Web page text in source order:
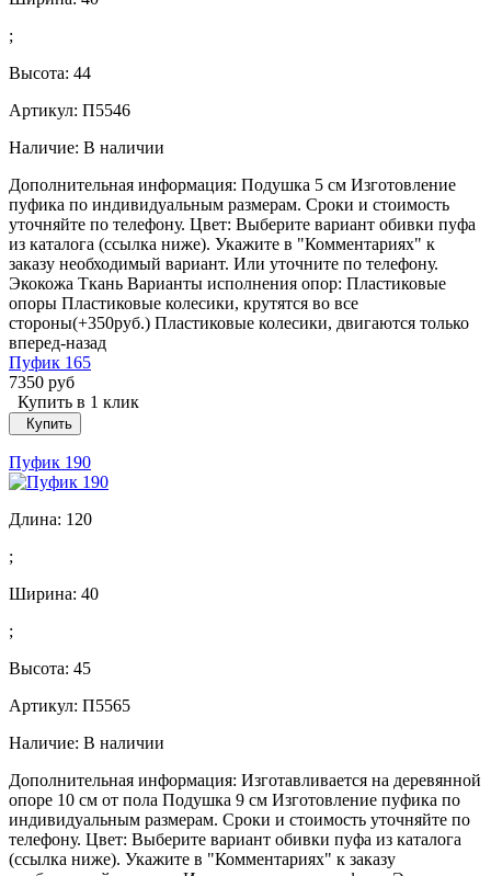
;
Высота: 44
Артикул: П5546
Наличие: В наличии
Дополнительная информация: Подушка 5 см Изготовление
пуфика по индивидуальным размерам. Сроки и стоимость
уточняйте по телефону. Цвет: Выберите вариант обивки пуфа
из каталога (ссылка ниже). Укажите в "Комментариях" к
заказу необходимый вариант. Или уточните по телефону.
Экокожа Ткань Варианты исполнения опор: Пластиковые
опоры Пластиковые колесики, крутятся во все
стороны(+350руб.) Пластиковые колесики, двигаются только
вперед-назад
Пуфик 165
7350 руб
Купить в 1 клик
Купить
Пуфик 190
Длина: 120
;
Ширина: 40
;
Высота: 45
Артикул: П5565
Наличие: В наличии
Дополнительная информация: Изготавливается на деревянной
опоре 10 см от пола Подушка 9 см Изготовление пуфика по
индивидуальным размерам. Сроки и стоимость уточняйте по
телефону. Цвет: Выберите вариант обивки пуфа из каталога
(ссылка ниже). Укажите в "Комментариях" к заказу